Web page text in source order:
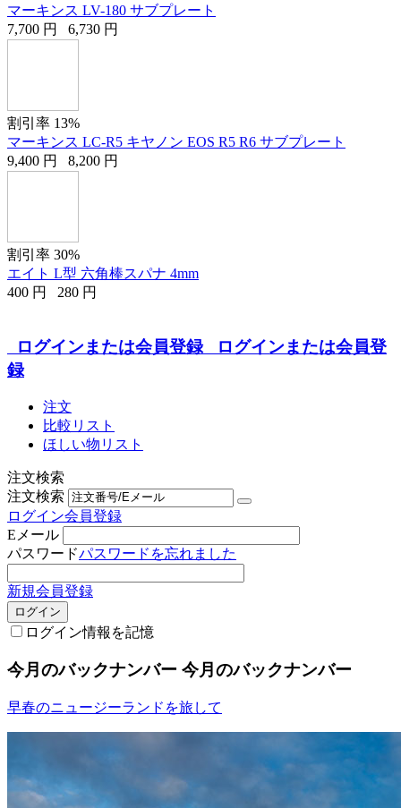
マーキンス LV-180 サブプレート
7,700 円 6,730 円
割引率 13%
マーキンス LC-R5 キヤノン EOS R5 R6 サブプレート
9,400 円 8,200 円
割引率 30%
エイト L型 六角棒スパナ 4mm
400 円 280 円
ログインまたは会員登録
ログインまたは会員登
録
注文
比較リスト
ほしい物リスト
注文検索
注文検索
ログイン会員登録
Eメール
パスワードパスワードを忘れました
新規会員登録
ログイン
ログイン情報を記憶
今月のバックナンバー 今月のバックナンバー
早春のニュージーランドを旅して